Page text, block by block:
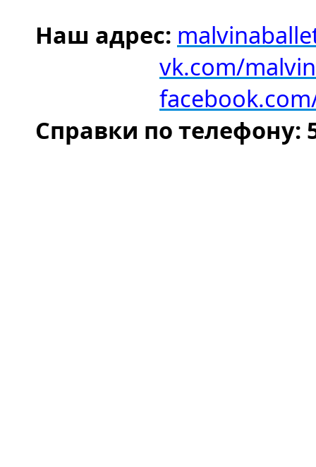
Наш адрес:
vk.com/
Справки по телефону: